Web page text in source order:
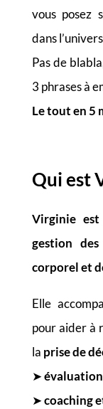
vous posez
dans
Pas de
3 phrases à
Le tout en 5
Qui est
Virginie est
gestion
corporelet
Elle
pour aider à
la prise de
➤évaluation
➤coaching